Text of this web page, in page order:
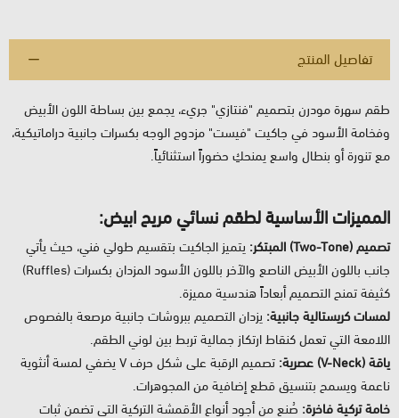
تفاصيل المنتج
طقم سهرة مودرن بتصميم "فنتازي" جريء، يجمع بين بساطة اللون الأبيض
وفخامة الأسود في جاكيت "فيست" مزدوج الوجه بكسرات جانبية دراماتيكية،
مع تنورة أو بنطال واسع يمنحكِ حضوراً استثنائياً.
المميزات الأساسية لطقم نسائي مريح ابيض:
تصميم (Two-Tone) المبتكر:
يتميز الجاكيت بتقسيم طولي فني، حيث يأتي
جانب باللون الأبيض الناصع والآخر باللون الأسود المزدان بكسرات (Ruffles)
كثيفة تمنح التصميم أبعاداً هندسية مميزة.
لمسات كريستالية جانبية: يزدان التصميم ببروشات جانبية مرصعة بالفصوص
اللامعة التي تعمل كنقاط ارتكاز جمالية تربط بين لوني الطقم.
ياقة (V-Neck) عصرية:
تصميم الرقبة على شكل حرف V يضفي لمسة أنثوية
ناعمة ويسمح بتنسيق قطع إضافية من المجوهرات.
خامة تركية فاخرة: صُنع من أجود أنواع الأقمشة التركية التي تضمن ثبات